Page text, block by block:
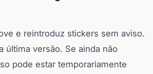
e reintroduz stickers sem aviso.
última versão. Se ainda não
pode estar temporariamente